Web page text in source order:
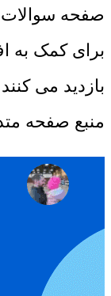
صفحه سوالات
برای کمک به
بازدید می
منبع صفحه